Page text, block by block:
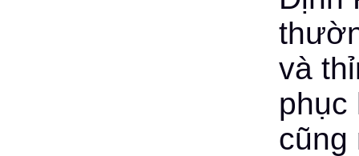
và
phục
cũng